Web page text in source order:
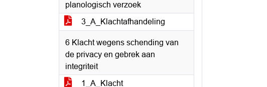
planologisch verzoek
3_A_Klachtafhandeling
6 Klacht wegens schending van
de privacy en gebrek aan
integriteit
1_A_Klacht